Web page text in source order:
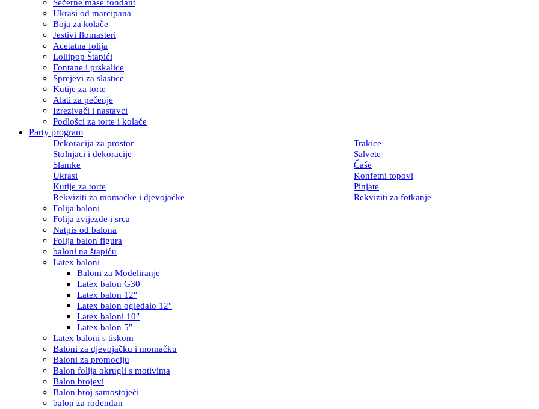
Šečerne mase fondant
Ukrasi od marcipana
Boja za kolače
Jestivi flomasteri
Acetatna folija
Lollipop Štapići
Fontane i prskalice
Sprejevi za slastice
Kutije za torte
Alati za pečenje
Izrezivači i nastavci
Podlošci za torte i kolače
Party program
Dekoracija za prostor
Trakice
Stolnjaci i dekoracije
Salvete
Slamke
Čaše
Ukrasi
Konfetni topovi
Kutije za torte
Pinjate
Rekviziti za momačke i djevojačke
Rekviziti za fotkanje
Folija baloni
Folija zvijezde i srca
Natpis od balona
Folija balon figura
baloni na štapiću
Latex baloni
Baloni za Modeliranje
Latex balon G30
Latex balon 12″
Latex balon ogledalo 12″
Latex baloni 10″
Latex balon 5″
Latex baloni s tiskom
Baloni za djevojačku i momačku
Baloni za promociju
Balon folija okrugli s motivima
Balon brojevi
Balon broj samostojeći
balon za rođendan